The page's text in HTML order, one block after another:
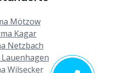
Mötzow
Kagar
Netzbach
Wilsecker